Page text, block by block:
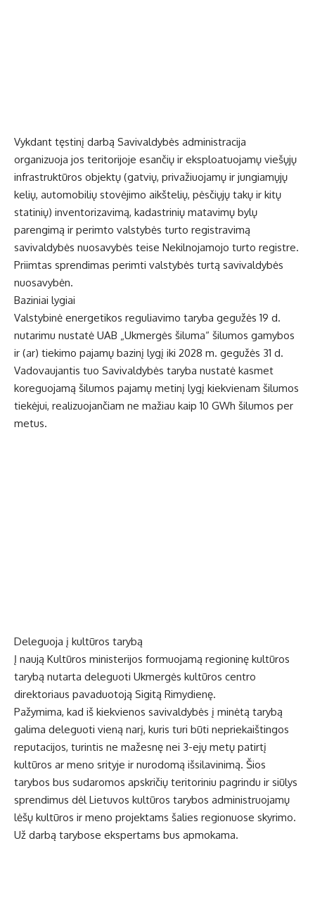
Vykdant tęstinį darbą Savivaldybės administracija
organizuoja jos teritorijoje esančių ir eksploatuojamų viešųjų
infrastruktūros objektų (gatvių, privažiuojamų ir jungiamųjų
kelių, automobilių stovėjimo aikštelių, pėsčiųjų takų ir kitų
statinių) inventorizavimą, kadastrinių matavimų bylų
parengimą ir perimto valstybės turto registravimą
savivaldybės nuosavybės teise Nekilnojamojo turto registre.
Priimtas sprendimas perimti valstybės turtą savivaldybės
nuosavybėn.
Baziniai lygiai
Valstybinė energetikos reguliavimo taryba gegužės 19 d.
nutarimu nustatė UAB „Ukmergės šiluma“ šilumos gamybos
ir (ar) tiekimo pajamų bazinį lygį iki 2028 m. gegužės 31 d.
Vadovaujantis tuo Savivaldybės taryba nustatė kasmet
koreguojamą šilumos pajamų metinį lygį kiekvienam šilumos
tiekėjui, realizuojančiam ne mažiau kaip 10 GWh šilumos per
metus.
Deleguoja į kultūros tarybą
Į naują Kultūros ministerijos formuojamą regioninę kultūros
tarybą nutarta deleguoti Ukmergės kultūros centro
direktoriaus pavaduotoją Sigitą Rimydienę.
Pažymima, kad iš kiekvienos savivaldybės į minėtą tarybą
galima deleguoti vieną narį, kuris turi būti nepriekaištingos
reputacijos, turintis ne mažesnę nei 3-ejų metų patirtį
kultūros ar meno srityje ir nurodomą išsilavinimą. Šios
tarybos bus sudaromos apskričių teritoriniu pagrindu ir siūlys
sprendimus dėl Lietuvos kultūros tarybos administruojamų
lėšų kultūros ir meno projektams šalies regionuose skyrimo.
Už darbą tarybose ekspertams bus apmokama.